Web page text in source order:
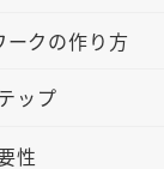
クの作り方
ップ
性